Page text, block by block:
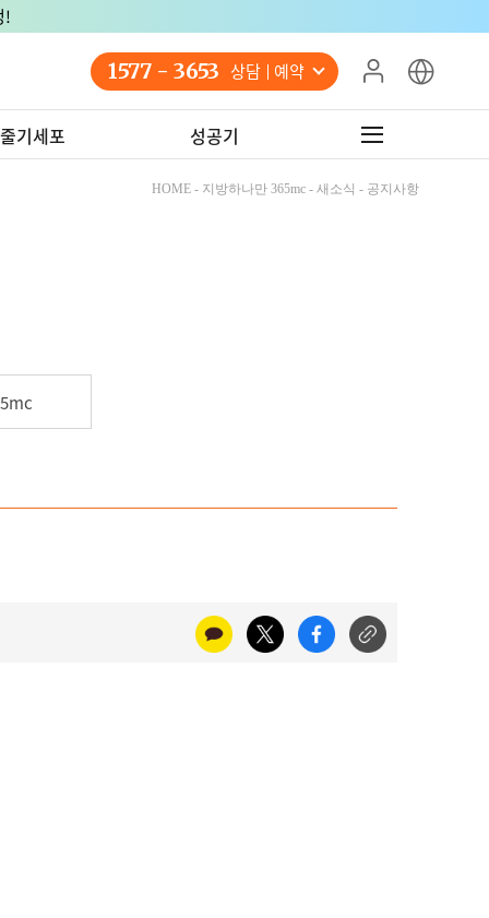
!
1577 - 3653 상담 예약
기세포 성공기
HOME - 지방하나만 365mc - 새소식 - 공지사항